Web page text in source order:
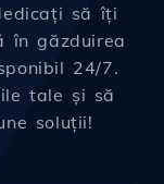
să îți
în găzduirea
24/7.
tale și să
soluții!